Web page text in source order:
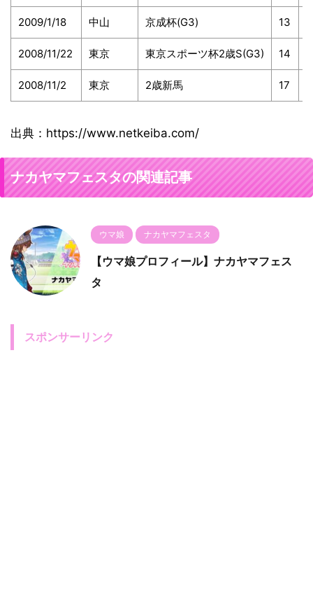
2009/1/18 中山 京成杯(G3) 13
2008/11/22 東京 東京スポーツ杯2歳S(G3) 14
2008/11/2 東京 2歳新馬 17
出典：https://www.netkeiba.com/
ナカヤマフェスタの関連記事
ウマ娘 ナカヤマフェスタ
【ウマ娘プロフィール】ナカヤマフェス
タ
スポンサーリンク